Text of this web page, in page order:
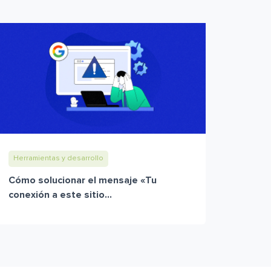
Herramientas y desarrollo
Cómo solucionar el mensaje «Tu
conexión a este sitio...